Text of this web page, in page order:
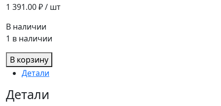
1 391.00₽ / шт
В наличии
1 в наличии
В корзину
Детали
Детали